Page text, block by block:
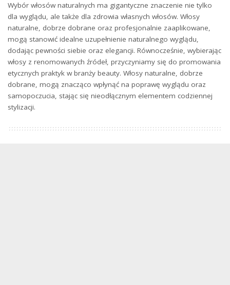
Wybór włosów naturalnych ma gigantyczne znaczenie nie tylko
dla wyglądu, ale także dla zdrowia własnych włosów. Włosy
naturalne, dobrze dobrane oraz profesjonalnie zaaplikowane,
mogą stanowić idealne uzupełnienie naturalnego wyglądu,
dodając pewności siebie oraz elegancji. Równocześnie, wybierając
włosy z renomowanych źródeł, przyczyniamy się do promowania
etycznych praktyk w branży beauty. Włosy naturalne, dobrze
dobrane, mogą znacząco wpłynąć na poprawę wyglądu oraz
samopoczucia, stając się nieodłącznym elementem codziennej
stylizacji.